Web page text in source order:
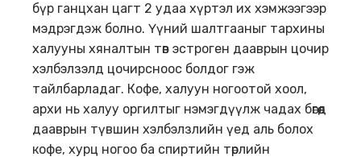
бүр ганцхан цагт 2 удаа хүртэл их хэмжээгээр
мэдрэгдэж болно. Үүний шалтгааныг тархины
халууны хяналтын төв эстроген дааврын цочир
хэлбэлзэлд цочирсноос болдог гэж
тайлбарладаг. Кофе, халуун ногоотой хоол,
архи нь халуу оргилтыг нэмэгдүүлж чадах бөгөөд
дааврын түвшин хэлбэлзлийн үед аль болох
кофе, хурц ногоо ба спиртийн төрлийн